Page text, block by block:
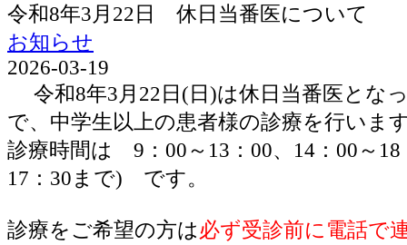
令和8年3月22日 休日当番医について
お知らせ
2026-03-19
令和8年3月22日(日)は休日当番医とな
で、中学生以上の患者様の診療を行いま
診療時間は 9：00～13：00、14：00～
17：30まで) です。
診療をご希望の方は必ず受診前に電話で